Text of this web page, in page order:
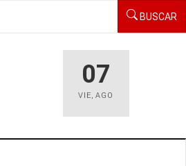
BUSCAR
07
VIE,AGO